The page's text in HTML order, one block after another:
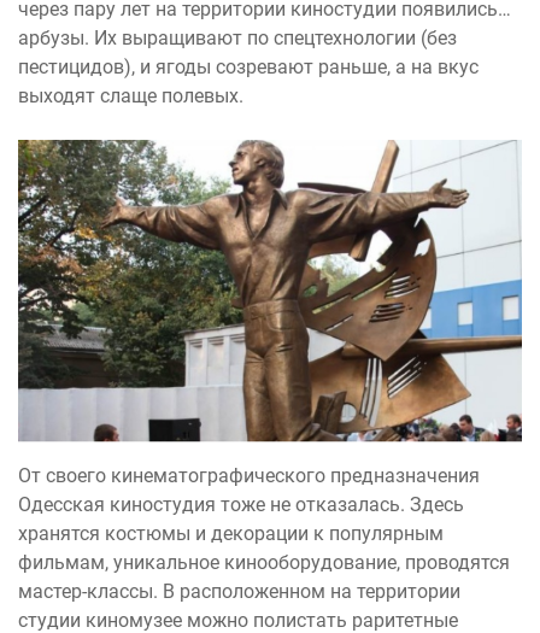
через пару лет на территории киностудии появились…
арбузы. Их выращивают по спецтехнологии (без
пестицидов), и ягоды созревают раньше, а на вкус
выходят слаще полевых.
От своего кинематографического предназначения
Одесская киностудия тоже не отказалась. Здесь
хранятся костюмы и декорации к популярным
фильмам, уникальное кинооборудование, проводятся
мастер-классы. В расположенном на территории
студии киномузее можно полистать раритетные